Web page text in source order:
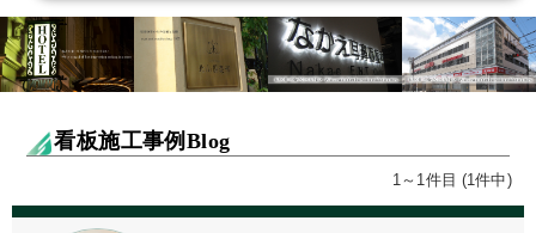
看板施工ブログ
よくある質問
京都市新景観条例
看板Before After
看板施工事例Blog
1～1件目 (1件中)